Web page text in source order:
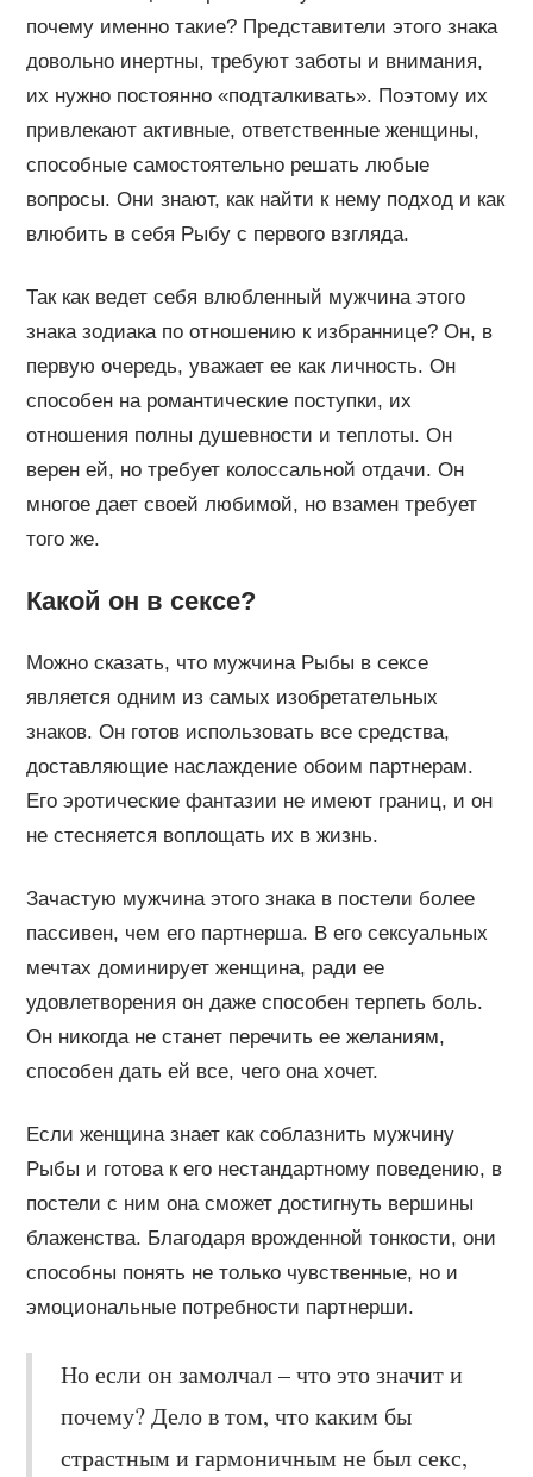
почему именно такие? Представители этого знака
довольно инертны, требуют заботы и внимания,
их нужно постоянно «подталкивать». Поэтому их
привлекают активные, ответственные женщины,
способные самостоятельно решать любые
вопросы. Они знают, как найти к нему подход и как
влюбить в себя Рыбу с первого взгляда.
Так как ведет себя влюбленный мужчина этого
знака зодиака по отношению к избраннице? Он, в
первую очередь, уважает ее как личность. Он
способен на романтические поступки, их
отношения полны душевности и теплоты. Он
верен ей, но требует колоссальной отдачи. Он
многое дает своей любимой, но взамен требует
того же.
Какой он в сексе?
Можно сказать, что мужчина Рыбы в сексе
является одним из самых изобретательных
знаков. Он готов использовать все средства,
доставляющие наслаждение обоим партнерам.
Его эротические фантазии не имеют границ, и он
не стесняется воплощать их в жизнь.
Зачастую мужчина этого знака в постели более
пассивен, чем его партнерша. В его сексуальных
мечтах доминирует женщина, ради ее
удовлетворения он даже способен терпеть боль.
Он никогда не станет перечить ее желаниям,
способен дать ей все, чего она хочет.
Если женщина знает как соблазнить мужчину
Рыбы и готова к его нестандартному поведению, в
постели с ним она сможет достигнуть вершины
блаженства. Благодаря врожденной тонкости, они
способны понять не только чувственные, но и
эмоциональные потребности партнерши.
Но если он замолчал – что это значит и
почему? Дело в том, что каким бы
страстным и гармоничным не был секс,